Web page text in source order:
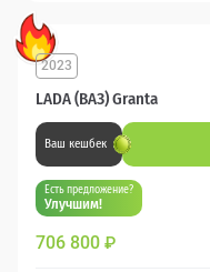
LADA (ВАЗ) Granta
2023
Ваш кешбек
Есть предложение?
Улучшим!
706 800 ₽